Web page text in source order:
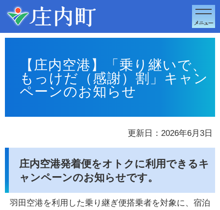
このページの本文へ移動
【庄内空港】「乗り継いで、
もっけだ（感謝）割」キャン
ペーンのお知らせ
更新日：2026年6月3日
庄内空港発着便をオトクに利用できるキ
ャンペーンのお知らせです。
羽田空港を利用した乗り継ぎ便搭乗者を対象に、宿泊